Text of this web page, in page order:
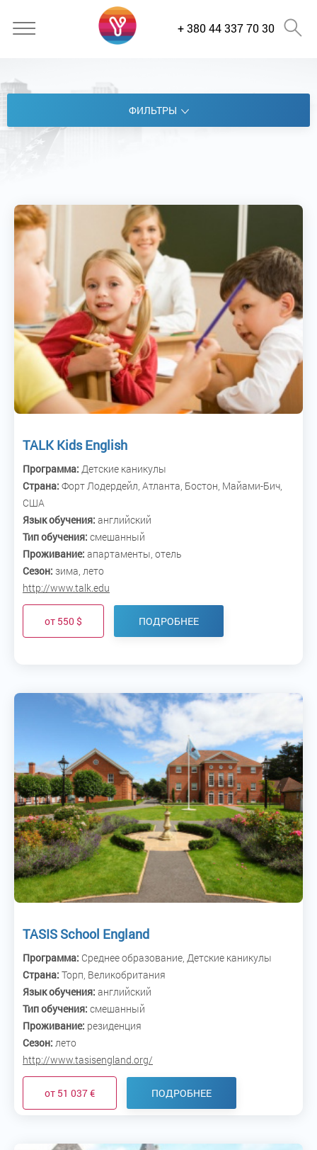
+ 380 44 337 70 30
ФИЛЬТРЫ
TALK Kids English
Программа: Детские каникулы
Страна: Форт Лодердейл, Атланта, Бостон, Майами-Бич,
США
Язык обучения: английский
Тип обучения: смешанный
Проживание: апартаменты, отель
Сезон: зима, лето
http://www.talk.edu
от 550 $ ПОДРОБНЕЕ
TASIS School England
Программа: Среднее образование, Детские каникулы
Страна: Торп, Великобритания
Язык обучения: английский
Тип обучения: смешанный
Проживание: резиденция
Сезон: лето
http://www.tasisengland.org/
от 51 037 € ПОДРОБНЕЕ